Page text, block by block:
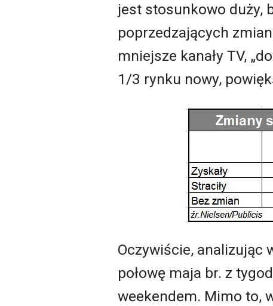
jest stosunkowo duży,
poprzedzających
mniejsze kanały TV,
1/3 rynku nowy,
Oczywiście, analizując
połowę maja br. z
weekendem. Mimo to,